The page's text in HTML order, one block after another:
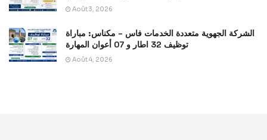
Août 3, 2026
الشركة الجهوية متعددة الخدمات فاس – مكناس: مباراة
توظيف 32 اطار و 07 أعوان المهارة
Août 4, 2026